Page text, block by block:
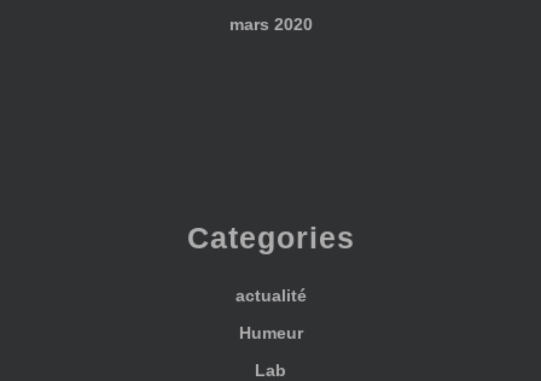
mars 2020
Categories
actualité
Humeur
Lab